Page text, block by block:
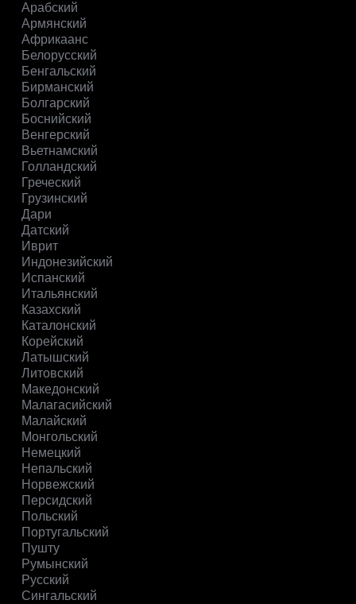
Арабский
Армянский
Африкаанс
Белорусский
Бенгальский
Бирманский
Болгарский
Боснийский
Венгерский
Вьетнамский
Голландский
Греческий
Грузинский
Дари
Датский
Иврит
Индонезийский
Испанский
Итальянский
Казахский
Каталонский
Корейский
Латышский
Литовский
Македонский
Малагасийский
Малайский
Монгольский
Немецкий
Непальский
Норвежский
Персидский
Польский
Португальский
Пушту
Румынский
Русский
Сингальский